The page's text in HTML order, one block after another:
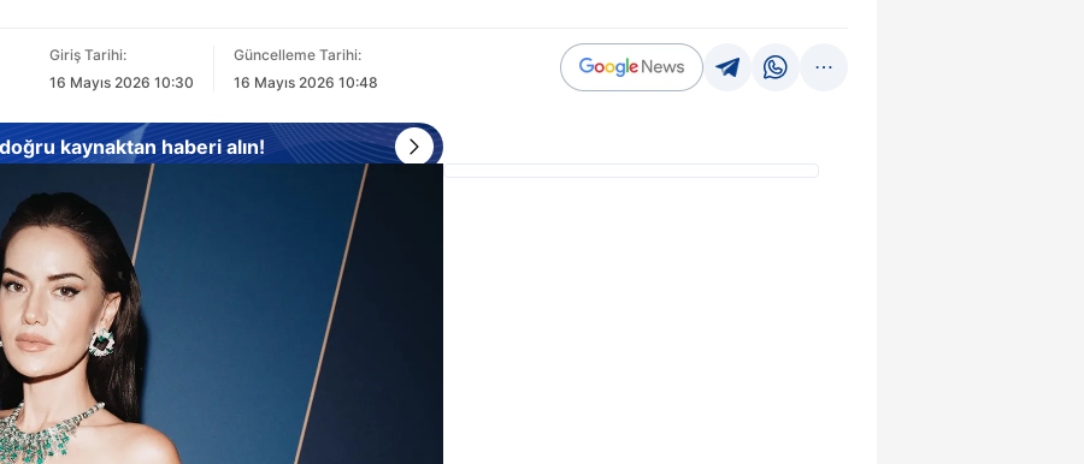
Giriş Tarihi:
16 Mayıs 2026 10:30
Güncelleme Tarihi:
16 Mayıs 2026 10:48
kaynaktan haberi alın!